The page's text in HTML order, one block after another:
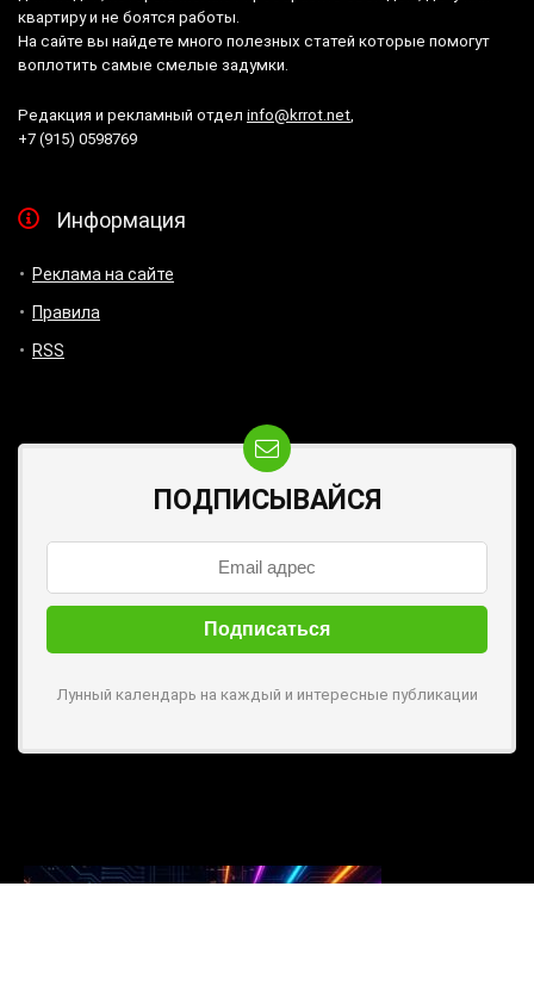
квартиру и не боятся работы.
На сайте вы найдете много полезных статей которые помогут
воплотить самые смелые задумки.
Редакция и рекламный отдел info@krrot.net
+7 (915) 0598769
Информация
Реклама на сайте
Правила
RSS
ПОДПИСЫВАЙСЯ
Лунный календарь на каждый и интересные публикации